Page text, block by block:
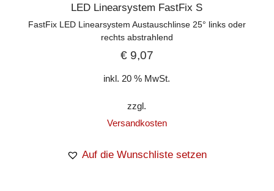
LED Linearsystem FastFix S
FastFix LED Linearsystem Austauschlinse 25° links oder
rechts abstrahlend
€9,07
inkl. 20 % MwSt.
zzgl.
Versandkosten
Auf die Wunschliste setzen